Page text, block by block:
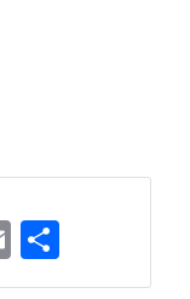
E
m rt